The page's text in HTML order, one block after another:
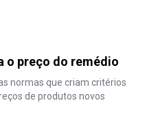
o preço do remédio
normas que criam critérios
de produtos novos